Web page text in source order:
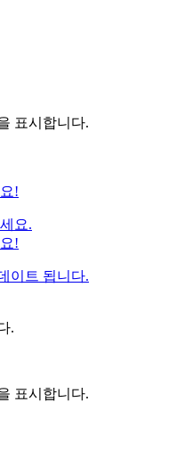
표시합니다.
!
요.
!
이트 됩니다.
.
표시합니다.